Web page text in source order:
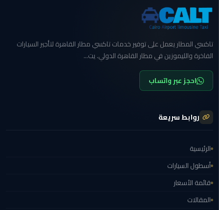
الى
الساحل
الشمالي
ليموزين
مطار
ليموزين
دهب
مكاتب
ليموزين
الاسكندرية
تاكسي المطار يعمل على توفير خدمات تاكسي مطار القاهرة لتأجير السيارات
الفاخرة والليموزين في مطار القاهرة الدولي. يت...
احجز عبر واتساب
روابط سريعة
الرئيسية
أسطول السيارات
قائمة الأسعار
المقالات